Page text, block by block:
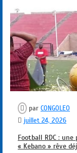
par CONGOLEO
juillet 24, 2026
Football RDC :
« Kebano » rêve